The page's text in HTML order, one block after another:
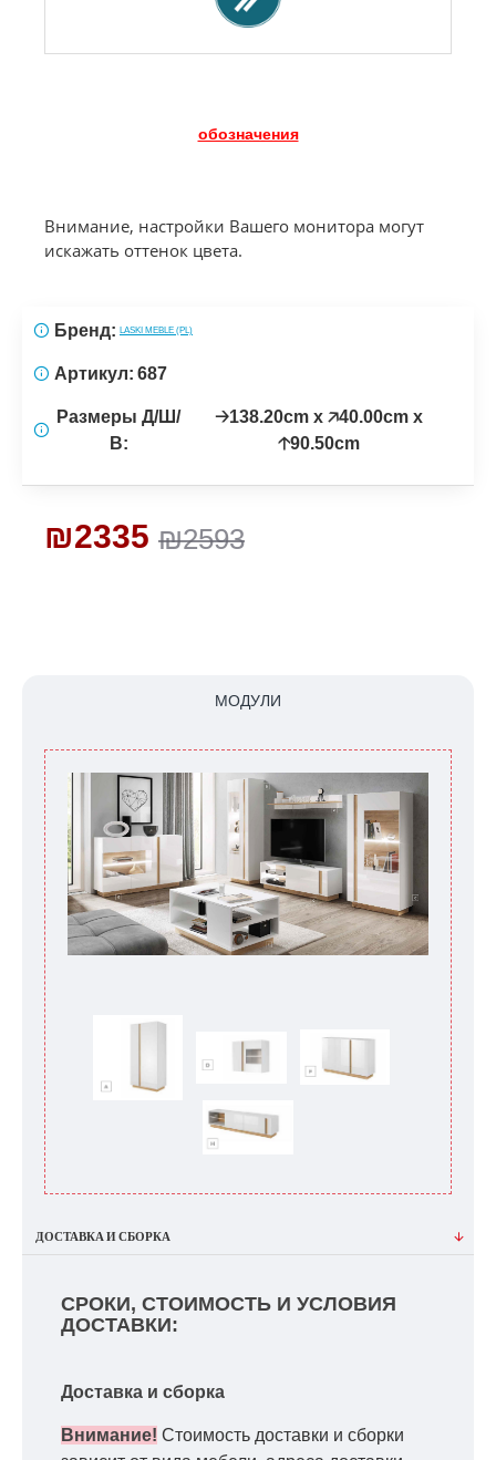
обозначения
Внимание, настройки Вашего монитора могут
искажать оттенок цвета.
₪2593
₪2335
Бренд: LASKI MEBLE (PL)
Артикул: 687
Размеры Д/Ш/
В:
🡢138.20cm x 🡥40.00cm x
🡡90.50cm
ДОСТАВКА И СБОРКА
СРОКИ, СТОИМОСТЬ И УСЛОВИЯ
ДОСТАВКИ:
Доставка и сборка
Внимание! Стоимость доставки и сборки
МОДУЛИ